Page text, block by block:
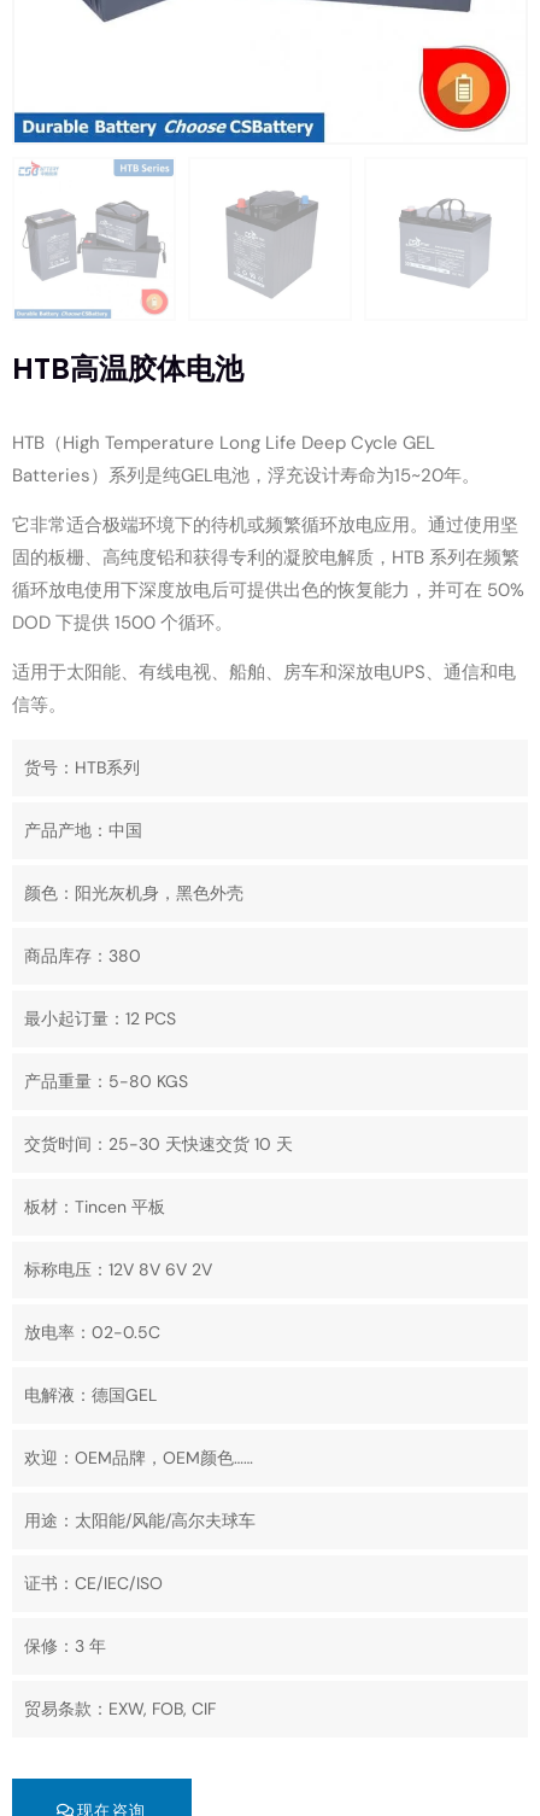
HTB高温胶体电池
HTB（High Temperature Long Life Deep Cycle GEL
Batteries）系列是纯GEL电池，浮充设计寿命为15~20年。
它非常适合极端环境下的待机或频繁循环放电应用。通过使用坚
固的板栅、高纯度铅和获得专利的凝胶电解质，HTB 系列在频繁
循环放电使用下深度放电后可提供出色的恢复能力，并可在 50%
DOD 下提供 1500 个循环。
适用于太阳能、有线电视、船舶、房车和深放电UPS、通信和电
信等。
货号：HTB系列
产品产地：中国
颜色：阳光灰机身，黑色外壳
商品库存：380
最小起订量：12 PCS
产品重量：5-80 KGS
交货时间：25-30 天快速交货 10 天
板材：Tincen 平板
标称电压：12V 8V 6V 2V
放电率：02-0.5C
电解液：德国GEL
欢迎：OEM品牌，OEM颜色……
用途：太阳能/风能/高尔夫球车
证书：CE/IEC/ISO
保修：3 年
贸易条款：EXW, FOB, CIF
现在咨询